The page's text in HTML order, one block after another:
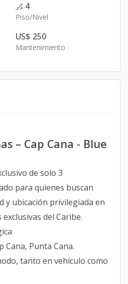
4
Piso/Nivel
US$ 250
Mantenimiento
– Cap Cana - Blue
de solo 3
para quienes buscan
y ubicación privilegiada en
del Caribe.
Cana, Punta Cana.
tanto en vehículo como